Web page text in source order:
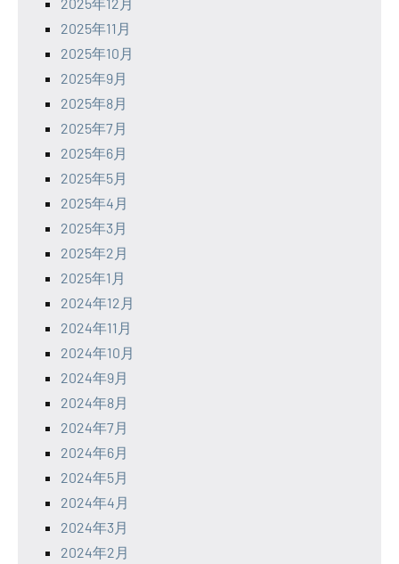
2025年12月
2025年11月
2025年10月
2025年9月
2025年8月
2025年7月
2025年6月
2025年5月
2025年4月
2025年3月
2025年2月
2025年1月
2024年12月
2024年11月
2024年10月
2024年9月
2024年8月
2024年7月
2024年6月
2024年5月
2024年4月
2024年3月
2024年2月